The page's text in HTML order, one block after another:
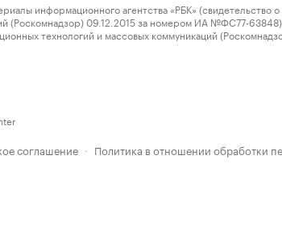
агентства «РБК» (свидетельство о
09.12.2015 за номером ИА №ФС77-63848)
технологий и массовых коммуникаций
соглашение · Политика в отношении обработки